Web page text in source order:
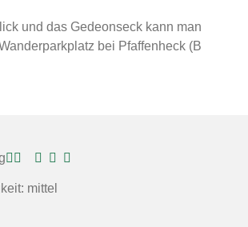
und das Gedeonseck kann man
bei Pfaffenheck (B
mittel